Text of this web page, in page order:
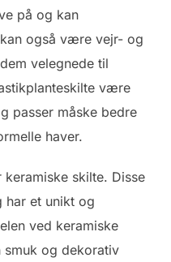
på og kan
også være vejr- og
velegnede til
være
passer måske bedre
haver.
skilte. Disse
har et unikt og
ved keramiske
smuk og dekorativ